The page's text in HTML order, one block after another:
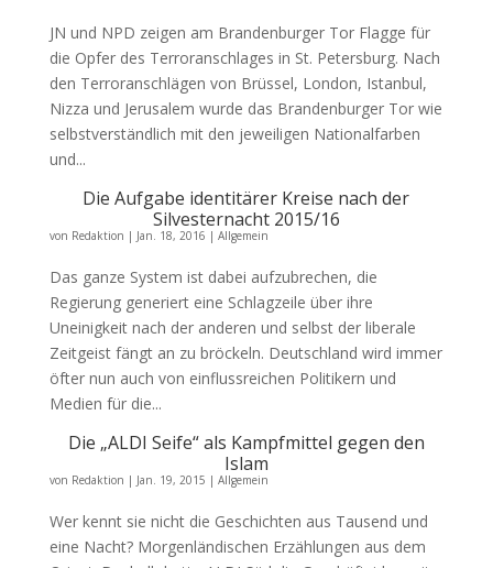
JN und NPD zeigen am Brandenburger Tor Flagge für
die Opfer des Terroranschlages in St. Petersburg. Nach
den Terroranschlägen von Brüssel, London, Istanbul,
Nizza und Jerusalem wurde das Brandenburger Tor wie
selbstverständlich mit den jeweiligen Nationalfarben
und...
Die Aufgabe identitärer Kreise nach der
Silvesternacht 2015/16
von Redaktion | Jan. 18, 2016 | Allgemein
Das ganze System ist dabei aufzubrechen, die
Regierung generiert eine Schlagzeile über ihre
Uneinigkeit nach der anderen und selbst der liberale
Zeitgeist fängt an zu bröckeln. Deutschland wird immer
öfter nun auch von einflussreichen Politikern und
Medien für die...
Die „ALDI Seife“ als Kampfmittel gegen den
Islam
von Redaktion | Jan. 19, 2015 | Allgemein
Wer kennt sie nicht die Geschichten aus Tausend und
eine Nacht? Morgenländischen Erzählungen aus dem